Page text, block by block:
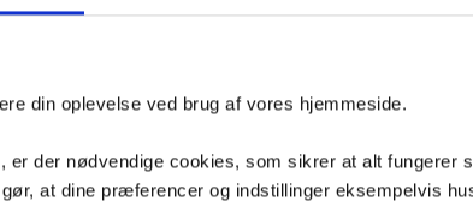
din oplevelse ved brug af vores hjemmeside.
er der nødvendige cookies, som sikrer at alt fungerer
at dine præferencer og indstillinger eksempelvis
Tradition
Damixa Tradition
Damixa